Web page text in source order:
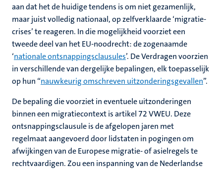
aan dat het de huidige tendens is om niet gezamenlijk,
maar juist volledig nationaal, op zelfverklaarde ‘migratie-
crises’ te reageren. In die mogelijkheid voorziet een
tweede deel van het EU-noodrecht: de zogenaamde
‘nationale ontsnappingsclausules’. De Verdragen voorzien
in verschillende van dergelijke bepalingen, elk toepasselijk
op hun “nauwkeurig omschreven uitzonderingsgevallen”.
De bepaling die voorziet in eventuele uitzonderingen
binnen een migratiecontext is artikel 72 VWEU. Deze
ontsnappingsclausule is de afgelopen jaren met
regelmaat aangevoerd door lidstaten in pogingen om
afwijkingen van de Europese migratie- of asielregels te
rechtvaardigen. Zou een inspanning van de Nederlandse